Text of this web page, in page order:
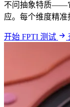
不问抽象特质——
应。每个维度精准
开始 FPTI 测试